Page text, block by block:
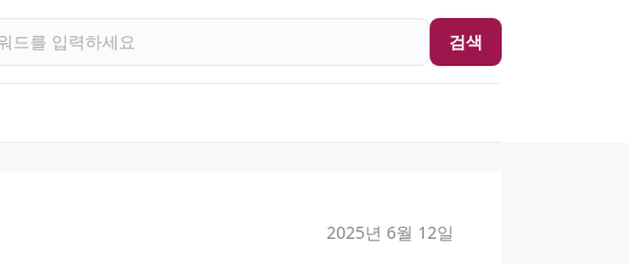
검색
2025년 6월 12일